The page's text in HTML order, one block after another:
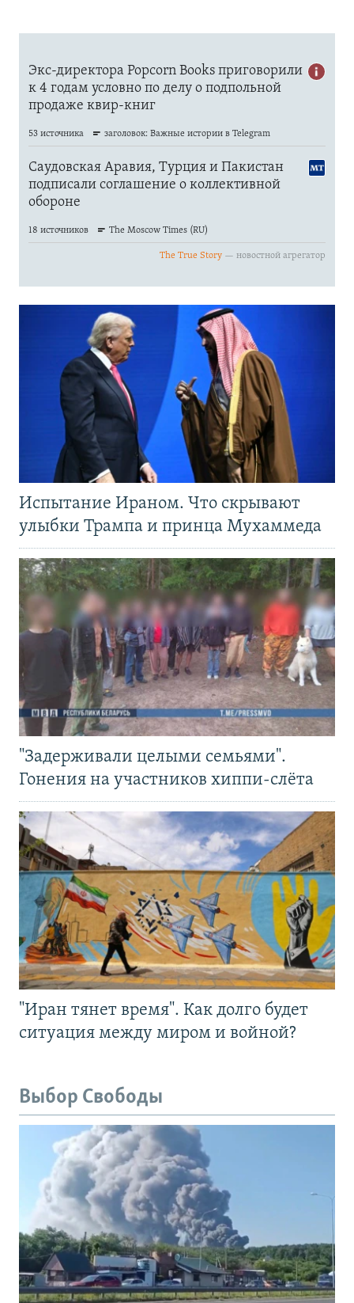
Испытание Ираном. Что скрывают
улыбки Трампа и принца Мухаммеда
"Задерживали целыми семьями".
Гонения на участников хиппи-слёта
"Иран тянет время". Как долго будет
ситуация между миром и войной?
Выбор Свободы